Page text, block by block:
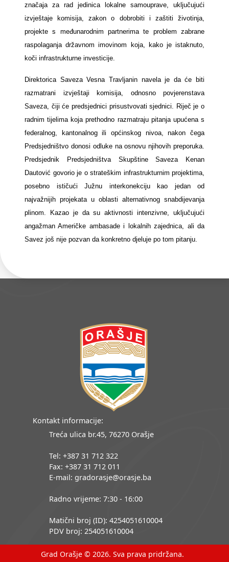
značaja za rad jedinica lokalne samouprave, uključujući
izvještaje komisija, zakon o dobrobiti i zaštiti životinja,
projekte s međunarodnim partnerima te problem zabrane
raspolaganja državnom imovinom koja, kako je istaknuto,
koči infrastrukturne investicije.
Direktorica Saveza Vesna Travljanin navela je da će biti
razmatrani izvještaji komisija, odnosno povjerenstava
Saveza, čiji će predsjednici prisustvovati sjednici. Riječ je o
radnim tijelima koja prethodno razmatraju pitanja upućena s
federalnog, kantonalnog ili općinskog nivoa, nakon čega
Predsjedništvo donosi odluke na osnovu njihovih preporuka.
Predsjednik Predsjedništva Skupštine Saveza Kenan
Dautović govorio je o strateškim infrastrukturnim projektima,
posebno ističući Južnu interkonekciju kao jedan od
najvažnijih projekata u oblasti alternativnog snabdijevanja
plinom. Kazao je da su aktivnosti intenzivne, uključujući
angažman Američke ambasade i lokalnih zajednica, ali da
Savez još nije pozvan da konkretno djeluje po tom pitanju.
Kontakt informacije:
Treća ulica br.45, 76270 Orašje
Tel: +387 31 712 322
Fax: +387 31 712 011
E-mail: gradorasje@orasje.ba
Radno vrijeme: 7:30 - 16:00
Matični broj (ID): 4254051610004
PDV broj: 254051610004
Grad Orašje © 2026. Sva prava pridržana.